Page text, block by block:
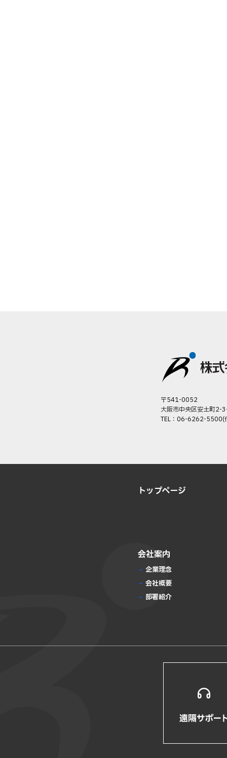
トップページ
会社案内
企業理念
会社概要
部署紹介
〒541-0052
大阪市中央区安土町2-
TEL：06-6262-5500(